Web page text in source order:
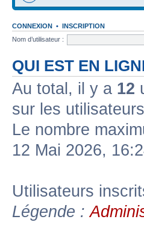
CONNEXION • INSCRIPTION
Nom d’utilisateur :
QUI EST EN
Au total, il y a 12
sur les
Le nombre
12 Mai 2026,
Utilisateurs
Légende :